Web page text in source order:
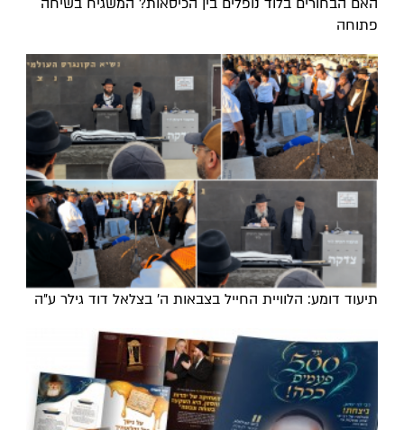
פתוחה
תיעוד דומע: הלוויית החייל בצבאות ה' בצלאל דוד גילר ע"ה